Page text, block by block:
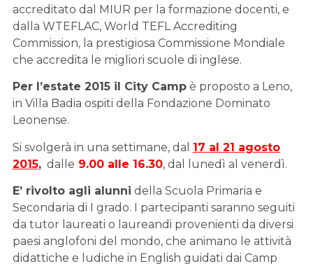
accreditato dal MIUR per la formazione docenti, e
dalla WTEFLAC, World TEFL Accrediting
Commission, la prestigiosa Commissione Mondiale
che accredita le migliori scuole di inglese.
Per l’estate 2015 il City Campè proposto a Leno,
in Villa Badia ospiti della Fondazione Dominato
Leonense.
Si svolgerà in una settimane, dal 17 al 21 agosto
2015,dalle 9.00 alle 16.30, dal lunedì al venerdì.
E’ rivolto agli alunni della Scuola Primaria e
Secondaria di I grado. I partecipanti saranno seguiti
da tutor laureati o laureandi provenienti da diversi
paesi anglofoni del mondo, che animano le attività
didattiche e ludiche in English guidati dai Camp